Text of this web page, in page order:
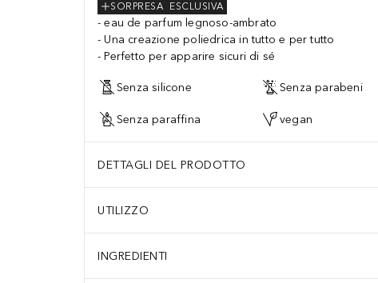
ESCLUSIVA
SORPRESA
eau de parfum legnoso-ambrato
Una creazione poliedrica in tutto e per tutto
Perfetto per apparire sicuri di sé
Senza silicone Senza parabeni
Senza paraffina vegan
DETTAGLI DEL PRODOTTO
UTILIZZO
INGREDIENTI